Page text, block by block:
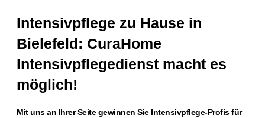
Intensivpflege zu Hause in
Bielefeld: CuraHome
Intensivpflegedienst macht es
möglich!
Mit uns an Ihrer Seite gewinnen Sie Intensivpflege-Profis für